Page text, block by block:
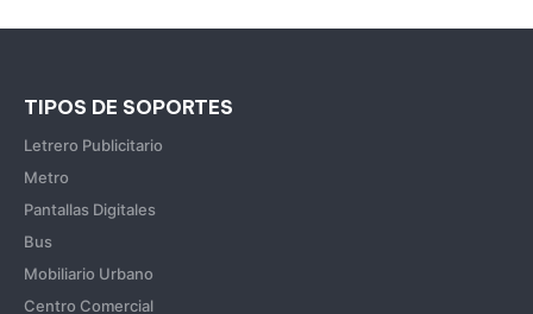
TIPOS DE SOPORTES
Letrero Publicitario
Metro
Pantallas Digitales
Bus
Mobiliario Urbano
Centro Comercial